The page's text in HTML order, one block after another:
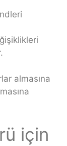
almasına
için